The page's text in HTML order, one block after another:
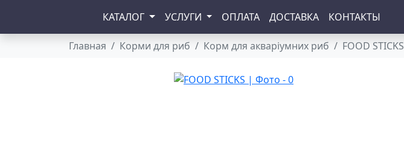
Главная Корми для риб Корм для акваріумних риб FOOD STICKS
КАТАЛОГ УСЛУГИ ОПЛАТА ДОСТАВКА КОНТАКТЫ